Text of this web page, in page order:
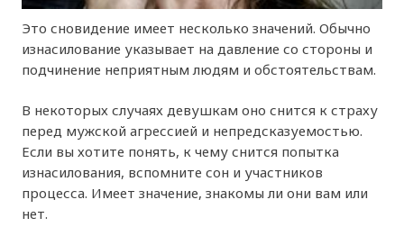
Это сновидение имеет несколько значений. Обычно
изнасилование указывает на давление со стороны и
подчинение неприятным людям и обстоятельствам.
В некоторых случаях девушкам оно снится к страху
перед мужской агрессией и непредсказуемостью.
Если вы хотите понять, к чему снится попытка
изнасилования, вспомните сон и участников
процесса. Имеет значение, знакомы ли они вам или
нет.